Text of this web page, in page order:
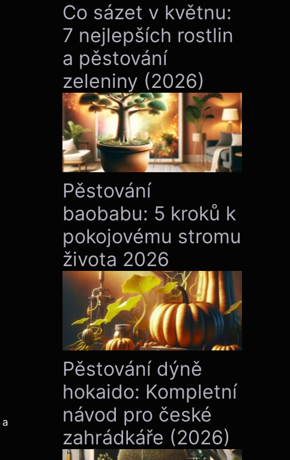
a
Co sázet v květnu:
7 nejlepších rostlin
a pěstování
zeleniny (2026)
Pěstování
baobabu: 5 kroků k
pokojovému stromu
života 2026
Pěstování dýně
hokaido: Kompletní
návod pro české
zahrádkáře (2026)